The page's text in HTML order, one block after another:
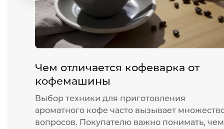
слайд
Чем отличается кофеварка от
кофемашины
Выбор техники для приготовления
ароматного кофе часто вызывает
вопросов. Покупателю важно понимать, чем